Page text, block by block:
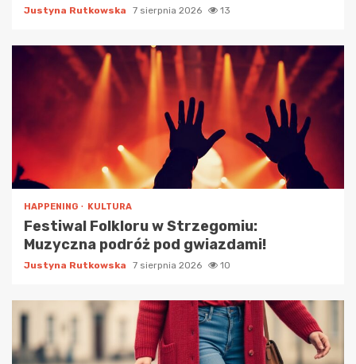
Justyna Rutkowska 7 sierpnia 2026 13
HAPPENING KULTURA
Festiwal Folkloru w Strzegomiu:
Muzyczna podróż pod gwiazdami!
Justyna Rutkowska 7 sierpnia 2026 10